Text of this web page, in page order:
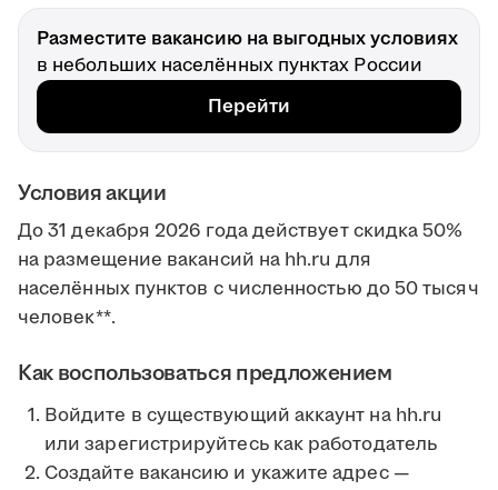
Разместите вакансию на выгодных условиях
в небольших населённых пунктах России
Перейти
Условия акции
До 31 декабря 2026 года действует скидка 50%
на размещение вакансий на hh.ru для
населённых пунктов с численностью до 50 тысяч
человек**.
Как воспользоваться предложением
Войдите в существующий аккаунт на hh.ru
или зарегистрируйтесь как работодатель
Создайте вакансию и укажите адрес —